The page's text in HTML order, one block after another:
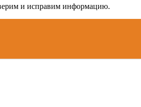
и исправим информацию.